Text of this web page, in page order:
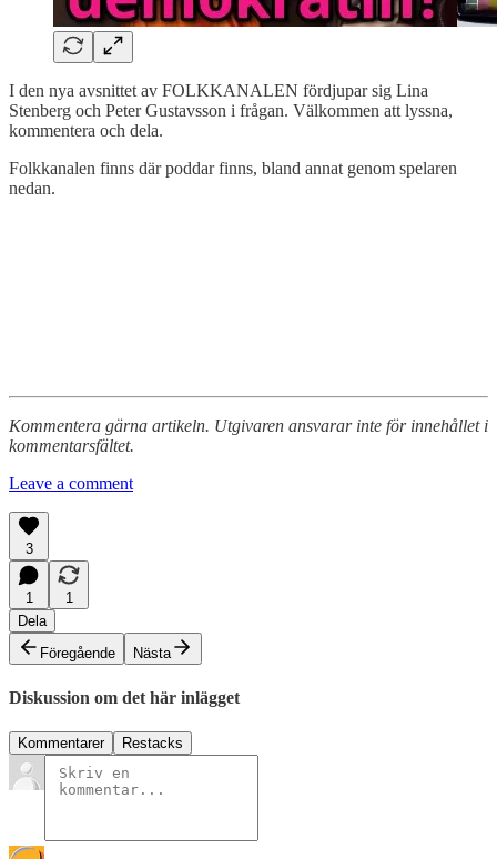
I den nya avsnittet av FOLKKANALEN fördjupar sig Lina
Stenberg och Peter Gustavsson i frågan. Välkommen att lyssna,
kommentera och dela.
Folkkanalen finns där poddar finns, bland annat genom spelaren
nedan.
Kommentera gärna artikeln. Utgivaren ansvarar inte för innehållet i
kommentarsfältet.
Leave a comment
3
1
1
Dela
Föregående
Nästa
Diskussion om det här inlägget
Kommentarer Restacks